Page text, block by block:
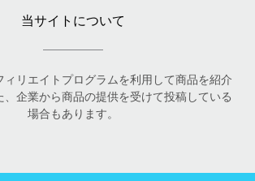
当サイトについて
ィリエイトプログラムを利用して商品を紹介
、企業から商品の提供を受けて投稿している
場合もあります。